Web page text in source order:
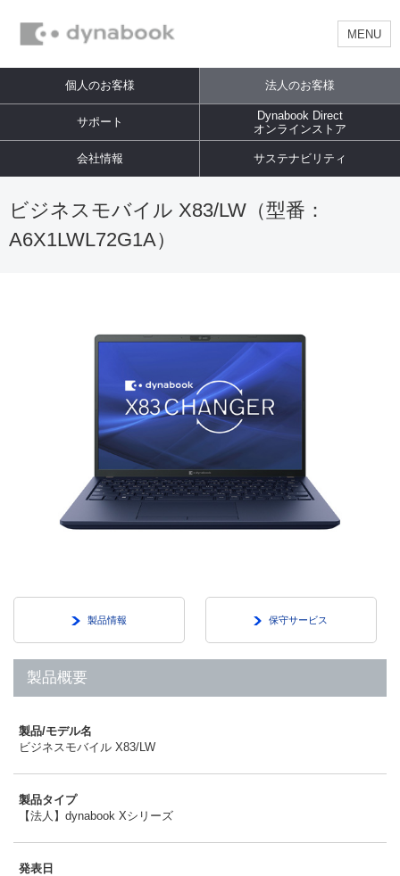
MENU
個人のお客様 法人のお客様
サポート
Dynabook Direct
オンラインストア
会社情報 サステナビリティ
ビジネスモバイル X83/LW（型番：
A6X1LWL72G1A）
製品情報 保守サービス
製品概要
製品/モデル名
ビジネスモバイル X83/LW
製品タイプ
【法人】dynabook Xシリーズ
発表日